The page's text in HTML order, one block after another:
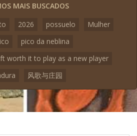
MAIS BUSCADOS
2026 possuelo
Mulher
pico da neblina
worth it to play as a new player
风歌与庄园